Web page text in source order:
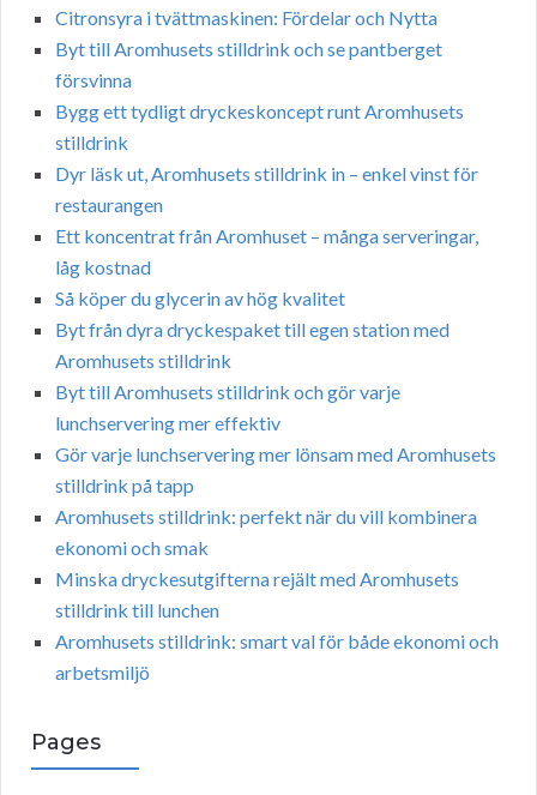
Citronsyra i tvättmaskinen: Fördelar och Nytta
Byt till Aromhusets stilldrink och se pantberget
försvinna
Bygg ett tydligt dryckeskoncept runt Aromhusets
stilldrink
Dyr läsk ut, Aromhusets stilldrink in – enkel vinst för
restaurangen
Ett koncentrat från Aromhuset – många serveringar,
låg kostnad
Så köper du glycerin av hög kvalitet
Byt från dyra dryckespaket till egen station med
Aromhusets stilldrink
Byt till Aromhusets stilldrink och gör varje
lunchservering mer effektiv
Gör varje lunchservering mer lönsam med Aromhusets
stilldrink på tapp
Aromhusets stilldrink: perfekt när du vill kombinera
ekonomi och smak
Minska dryckesutgifterna rejält med Aromhusets
stilldrink till lunchen
Aromhusets stilldrink: smart val för både ekonomi och
arbetsmiljö
Pages